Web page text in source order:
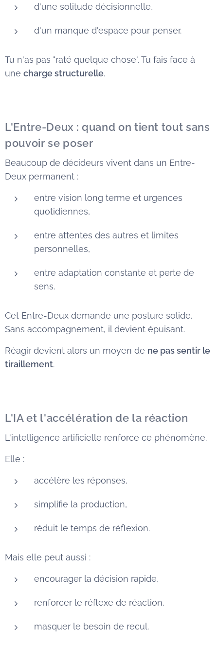
d'une solitude décisionnelle,
d'un manque d'espace pour penser.
Tu n'as pas "raté quelque chose". Tu fais face à
une charge structurelle.
L'Entre-Deux : quand on tient tout sans
pouvoir se poser
Beaucoup de décideurs vivent dans un Entre-
Deux permanent :
entre vision long terme et urgences
quotidiennes,
entre attentes des autres et limites
personnelles,
entre adaptation constante et perte de
sens.
Cet Entre-Deux demande une posture solide.
Sans accompagnement, il devient épuisant.
Réagir devient alors un moyen de ne pas sentir le
tiraillement.
L'IA et l'accélération de la réaction
L'intelligence artificielle renforce ce phénomène.
Elle :
accélère les réponses,
simplifie la production,
réduit le temps de réflexion.
Mais elle peut aussi :
encourager la décision rapide,
renforcer le réflexe de réaction,
masquer le besoin de recul.